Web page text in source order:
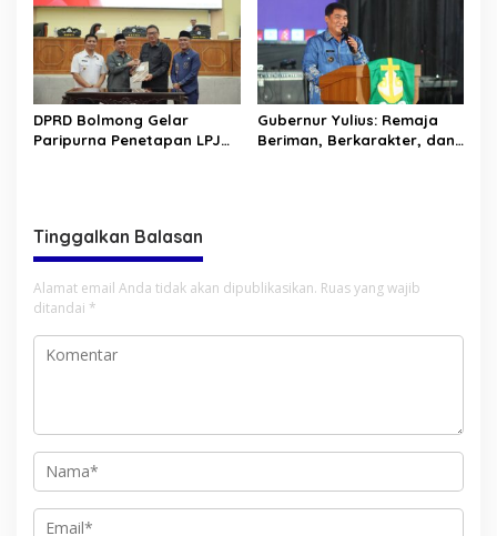
DPRD Bolmong Gelar
Paripurna Penetapan LPJ
Gubernur Yulius: Remaja
Beriman, Berkarakter, dan
Tinggalkan Balasan
Alamat email Anda tidak akan dipublikasikan. Ruas yang wajib
ditandai *